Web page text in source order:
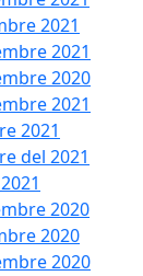
2021
2021
2020
2021
2021
del 2021
2020
2020
2020